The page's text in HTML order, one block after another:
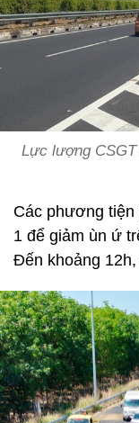
Lực lượng
Các phương
1 để giảm ùn ứ
Đến khoảng